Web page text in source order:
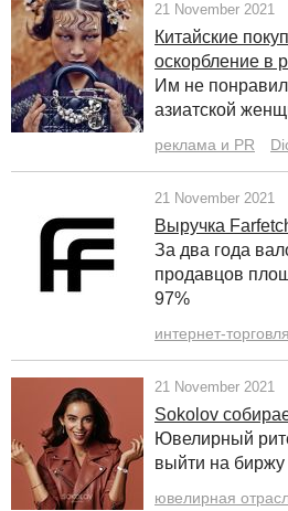
21 November 2021
Китайские
оскорбление в
Им не
азиатской
реклама и PR
21 November 2021
Выручка
За два года
продавцов
97%
интернет-торговля
21 November 2021
Sokolov
Ювелирный
выйти на биржу
ювелирная